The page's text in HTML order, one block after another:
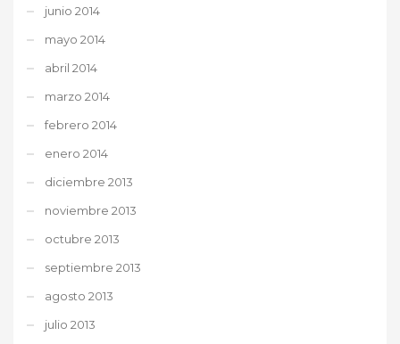
junio 2014
mayo 2014
abril 2014
marzo 2014
febrero 2014
enero 2014
diciembre 2013
noviembre 2013
octubre 2013
septiembre 2013
agosto 2013
julio 2013